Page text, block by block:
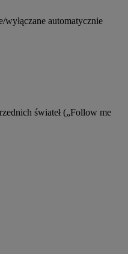
wyłączane automatycznie
świateł („Follow me